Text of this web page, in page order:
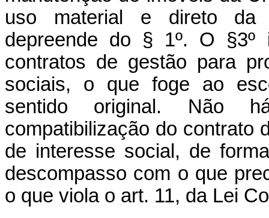
uso material e direto da
depreende do § 1º. O
contratos de gestão para
sociais, o que foge ao
sentido original. Não
compatibilização do contrato
de interesse social, de
descompasso com o que
o que viola o art. 11, da Lei